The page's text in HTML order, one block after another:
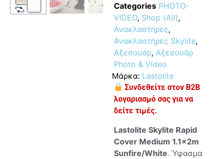
Categories PHOTO-
VIDEO, Shop (All),
Ανακλαστήρες,
Ανακλαστήρες Skylite,
Αξεσουάρ, Αξεσουάρ
Photo & Video
Μάρκα: Lastolite
Συνδεθείτε στον B2B
λογαριασμό σας για να
δείτε τιμές.
Lastolite Skylite Rapid
Cover Medium 1.1x2m
Sunfire/White. Ύφασμα